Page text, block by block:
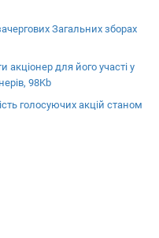
Загальних зборах
для його участі у
98Kb
голосуючих акцій станом